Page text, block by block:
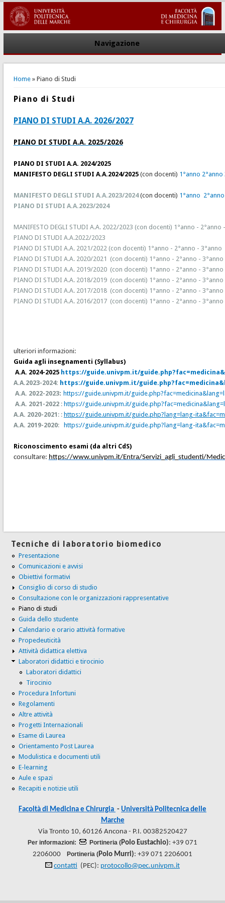
Navigazione
Home» Piano di Studi
Piano di Studi
PIANO DI STUDI A.A. 2026/2027
PIANO DI STUDI A.A. 2025/2026
PIANO DI STUDI A.A. 2024/2025
MANIFESTO DEGLI STUDI A.A.2024/2025(con docenti) 1°anno 2°anno
MANIFESTO DEGLI STUDI A.A.2023/2024(con docenti) 1°anno 2°anno
PIANO DI STUDI A.A.2023/2024
MANIFESTO DEGLI STUDI A.A. 2022/2023 (con docenti) 1°anno - 2°anno
PIANO DI STUDI A.A.2022/2023
PIANO DI STUDI A.A. 2021/2022 (con docenti) 1°anno - 2°anno - 3°anno
PIANO DI STUDI A.A. 2020/2021 (con docenti) 1°anno - 2°anno - 3°anno
PIANO DI STUDI A.A. 2019/2020 (con docenti) 1°anno - 2°anno - 3°anno
PIANO DI STUDI A.A. 2018/2019 (con docenti) 1°anno - 2°anno - 3°anno
PIANO DI STUDI A.A. 2017/2018 (con docenti) 1°anno - 2°anno - 3°anno
PIANO DI STUDI A.A. 2016/2017 (con docenti) 1°anno - 2°anno - 3°anno
ulteriori informazioni:
Guida agli insegnamenti (Syllabus)
A.A. 2024-2025 https://guide.univpm.it/
A.A.2023-2024: https://guide.univpm.it/
A.A. 2022-2023: https://guide.univpm.it/
A.A. 2021-2022: https://guide.univpm.it/
A.A. 2020-2021 : : https://guide.univpm.it/guide.php?lang=lang-
A.A. 2019-2020: https://guide.univpm.it/guide.php?lang=lang-
Riconoscimento esami (da altri CdS)
consultare: https://www.univpm.it/Entra/Servizi_agli_studenti/
Tecniche di laboratorio biomedico
Presentazione
Comunicazioni e avvisi
Obiettivi formativi
Consiglio di corso di studio
Consultazione con le organizzazioni rappresentative
Piano di studi
Guida dello studente
Calendario e orario attività formative
Propedeuticità
Attività didattica elettiva
Laboratori didattici e tirocinio
Laboratori didattici
Tirocinio
Procedura Infortuni
Regolamenti
Altre attività
Progetti Internazionali
Esame di Laurea
Orientamento Post Laurea
Modulistica e documenti utili
E-learning
Aule e spazi
Recapiti e notizie utili
Facoltà di Medicina e Chirurgia - Università Politecnica delle
Marche
Via Tronto 10, 60126 Ancona - P.I. 00382520427
Per informazioni: Portineria (Polo Eustachio): +39 071
2206000 Portineria (Polo Murri): +39 071 2206001
contatti (PEC): protocollo@pec.univpm.it